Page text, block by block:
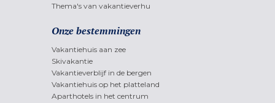
Thema's van vakantieverhu
Onze bestemmingen
Vakantiehuis aan zee
Skivakantie
Vakantieverblijf in de bergen
Vakantiehuis op het platteland
Aparthotels in het centrum